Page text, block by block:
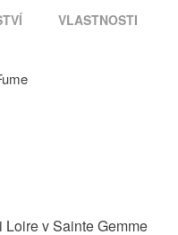
VLASTNOSTI
v Sainte Gemme